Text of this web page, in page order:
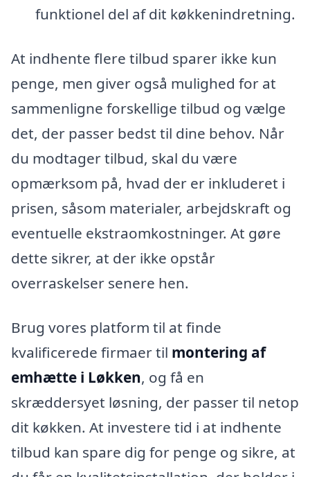
funktionel del af dit køkkenindretning.
At indhente flere tilbud sparer ikke kun
penge, men giver også mulighed for at
sammenligne forskellige tilbud og vælge
det, der passer bedst til dine behov. Når
du modtager tilbud, skal du være
opmærksom på, hvad der er inkluderet i
prisen, såsom materialer, arbejdskraft og
eventuelle ekstraomkostninger. At gøre
dette sikrer, at der ikke opstår
overraskelser senere hen.
Brug vores platform til at finde
kvalificerede firmaer til montering af
emhætte i Løkken, og få en
skræddersyet løsning, der passer til netop
dit køkken. At investere tid i at indhente
tilbud kan spare dig for penge og sikre, at